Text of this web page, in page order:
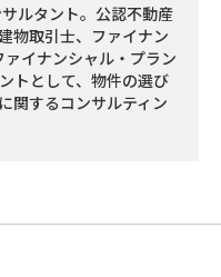
ルタント。公認不動産
物取引士、ファイナン
イナンシャル・プラン
トとして、物件の選び
関するコンサルティン